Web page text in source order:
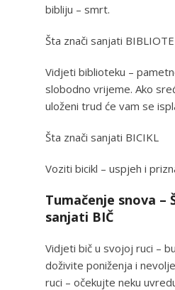
bibliju – smrt.
Šta znači sanjati
Vidjeti biblioteku –
slobodno vrijeme. Ako
uloženi trud će vam se
Šta znači sanjati BICIKL
Voziti bicikl – uspjeh i
Tumačenje snova –
sanjati BIČ
Vidjeti bič u svojoj ruci –
doživite poniženja i
ruci – očekujte neku